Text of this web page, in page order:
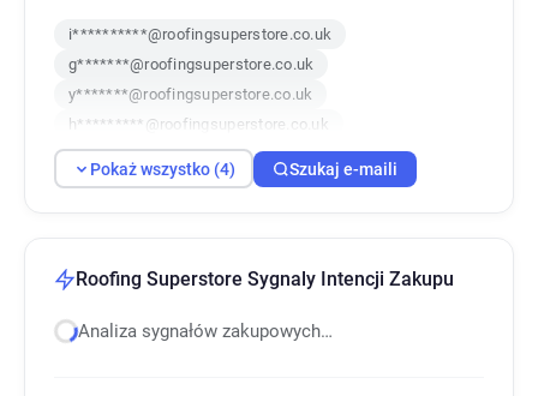
i**********@roofingsuperstore.co.uk
g*******@roofingsuperstore.co.uk
y*******@roofingsuperstore.co.uk
h*********@roofingsuperstore.co.uk
Pokaż wszystko (4) Szukaj e-maili
Roofing Superstore Sygnaly Intencji Zakupu
Analiza sygnałów zakupowych…